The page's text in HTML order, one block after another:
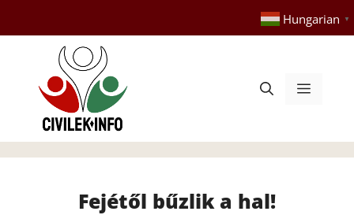
tartalomba
Hungarian ▼
Menü
​Fejétől bűzlik a hal!